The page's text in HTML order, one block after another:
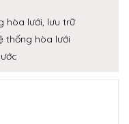
hòa lưới, lưu trữ
thống hòa lưới